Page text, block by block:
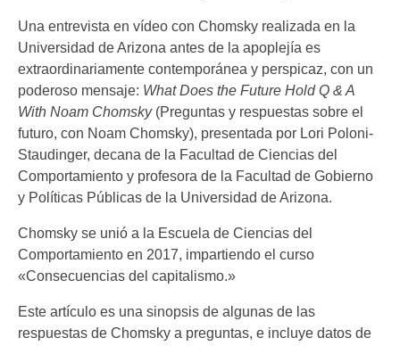
Una entrevista en vídeo con Chomsky realizada en la
Universidad de Arizona antes de la apoplejía es
extraordinariamente contemporánea y perspicaz, con un
poderoso mensaje: What Does the Future Hold Q & A
With Noam Chomsky(Preguntas y respuestas sobre el
futuro, con Noam Chomsky), presentada por Lori Poloni-
Staudinger, decana de la Facultad de Ciencias del
Comportamiento y profesora de la Facultad de Gobierno
y Políticas Públicas de la Universidad de Arizona.
Chomsky se unió a la Escuela de Ciencias del
Comportamiento en 2017, impartiendo el curso
«Consecuencias del capitalismo.»
Este artículo es una sinopsis de algunas de las
respuestas de Chomsky a preguntas, e incluye datos de